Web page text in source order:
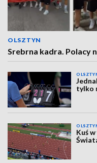
OLSZTYN
Srebrna kadra. Polacy
tylko
Kuś